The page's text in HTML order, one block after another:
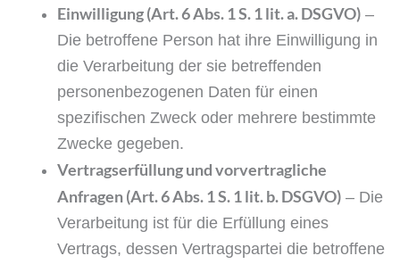
Einwilligung (Art. 6 Abs. 1 S. 1 lit. a. DSGVO) –
Die betroffene Person hat ihre Einwilligung in
die Verarbeitung der sie betreffenden
personenbezogenen Daten für einen
spezifischen Zweck oder mehrere bestimmte
Zwecke gegeben.
Vertragserfüllung und vorvertragliche
Anfragen (Art. 6 Abs. 1 S. 1 lit. b. DSGVO) – Die
Verarbeitung ist für die Erfüllung eines
Vertrags, dessen Vertragspartei die betroffene